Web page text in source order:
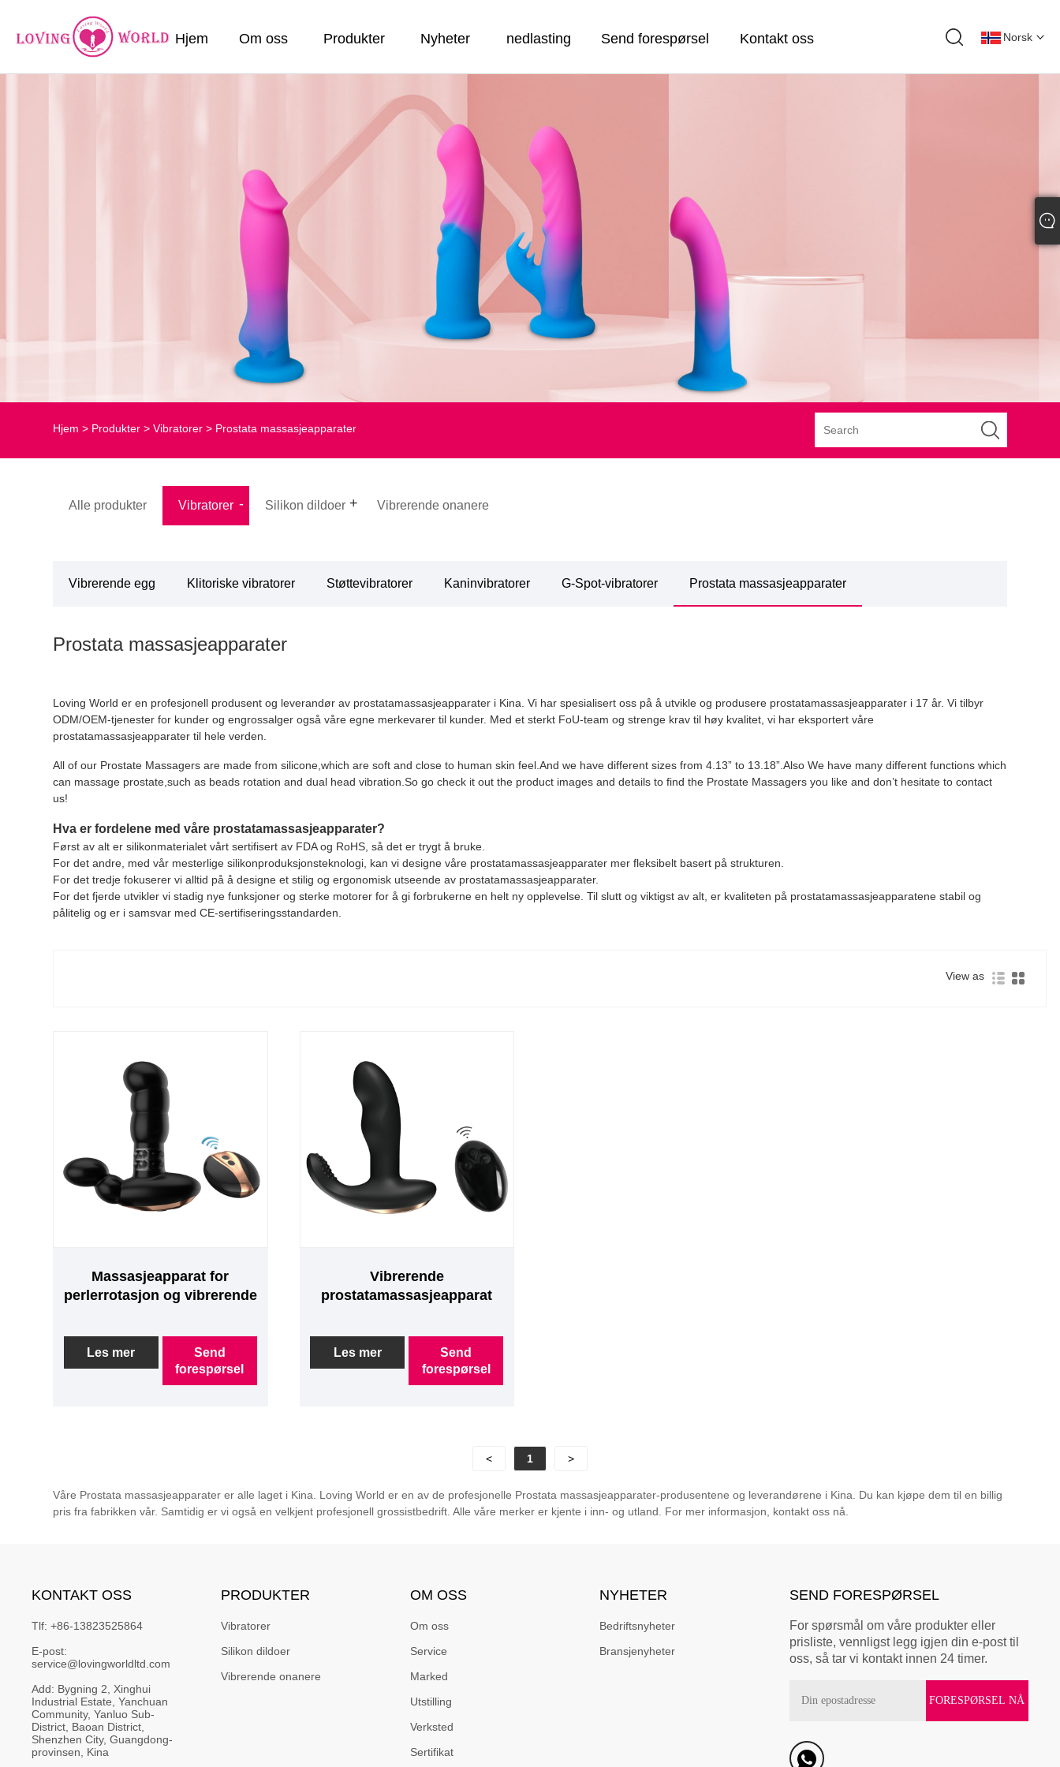
Hjem Om oss Produkter Nyheter nedlasting Send forespørsel Kontakt oss Norsk‎
Hjem > Produkter >Vibratorer > Prostata massasjeapparater
Alle produkter Vibratorer Silikon dildoer Vibrerende onanere
Vibrerende egg Klitoriske vibratorer Støttevibratorer Kaninvibratorer G-Spot-vibratorer Prostata massasjeapparater
Prostata massasjeapparater
Loving World er en profesjonell produsent og leverandør av prostatamassasjeapparater i Kina. Vi har spesialisert oss på å utvikle og produsere prostatamassasjeapparater i 17 år. Vi tilbyr
ODM/OEM-tjenester for kunder og engrossalger også våre egne merkevarer til kunder. Med et sterkt FoU-team og strenge krav til høy kvalitet, vi har eksportert våre
prostatamassasjeapparater til hele verden.
All of our Prostate Massagers are made from silicone,which are soft and close to human skin feel.And we have different sizes from 4.13” to 13.18”.Also We have many different functions which
can massage prostate,such as beads rotation and dual head vibration.So go check it out the product images and details to find the Prostate Massagers you like and don’t hesitate to contact
us!
Hva er fordelene med våre prostatamassasjeapparater?
Først av alt er silikonmaterialet vårt sertifisert av FDA og RoHS, så det er trygt å bruke.
For det andre, med vår mesterlige silikonproduksjonsteknologi, kan vi designe våre prostatamassasjeapparater mer fleksibelt basert på strukturen.
For det tredje fokuserer vi alltid på å designe et stilig og ergonomisk utseende av prostatamassasjeapparater.
For det fjerde utvikler vi stadig nye funksjoner og sterke motorer for å gi forbrukerne en helt ny opplevelse. Til slutt og viktigst av alt, er kvaliteten på prostatamassasjeapparatene stabil og
pålitelig og er i samsvar med CE-sertifiseringsstandarden.
View as
Massasjeapparat for
perlerrotasjon og vibrerende
Les mer
Send
forespørsel
Vibrerende
prostatamassasjeapparat
Les mer
Send
forespørsel
< 1 >
Våre Prostata massasjeapparater er alle laget i Kina. Loving World er en av de profesjonelle Prostata massasjeapparater-produsentene og leverandørene i Kina. Du kan kjøpe dem til en billig
pris fra fabrikken vår. Samtidig er vi også en velkjent profesjonell grossistbedrift. Alle våre merker er kjente i inn- og utland. For mer informasjon, kontakt oss nå.
KONTAKT OSS
Tlf: +86-13823525864
E-post:
service@lovingworldltd.com
Add: Bygning 2, Xinghui
Industrial Estate, Yanchuan
Community, Yanluo Sub-
District, Baoan District,
Shenzhen City, Guangdong-
provinsen, Kina
PRODUKTER
Vibratorer
Silikon dildoer
Vibrerende onanere
OM OSS
Om oss
Service
Marked
Utstilling
Verksted
Sertifikat
NYHETER
Bedriftsnyheter
Bransjenyheter
SEND FORESPØRSEL
For spørsmål om våre produkter eller
prisliste, vennligst legg igjen din e-post til
oss, så tar vi kontakt innen 24 timer.